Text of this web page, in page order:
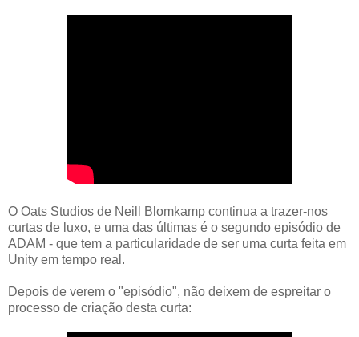
O Oats Studios de Neill Blomkamp continua a trazer-nos
curtas de luxo, e uma das últimas é o segundo episódio de
ADAM - que tem a particularidade de ser uma curta feita em
Unity em tempo real.
Depois de verem o "episódio", não deixem de espreitar o
processo de criação desta curta: